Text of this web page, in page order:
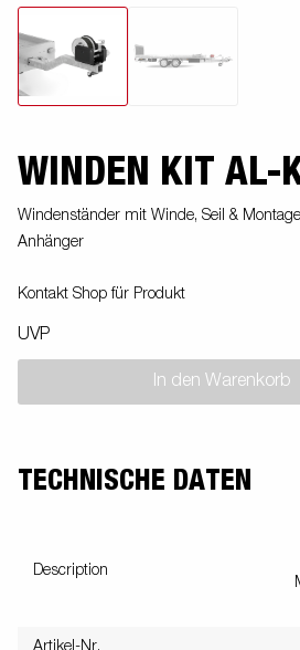
WINDEN KIT AL-
Windenständer mit Winde, Seil &
Anhänger
Kontakt Shop für Produkt
UVP
In den Warenkorb
TECHNISCHE DATEN
Description
Artikel-Nr.